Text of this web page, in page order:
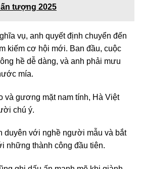
tượng 2025
vụ, anh quyết định chuyển đến
kiếm cơ hội mới. Ban đầu, cuộc
hề dễ dàng, và anh phải mưu
mía.
và gương mặt nam tính, Hà Việt
chú ý.
duyên với nghề người mẫu và bắt
những thành công đầu tiên.